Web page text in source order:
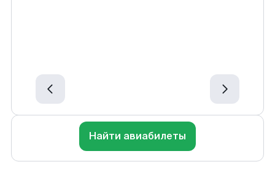
Найти авиабилеты